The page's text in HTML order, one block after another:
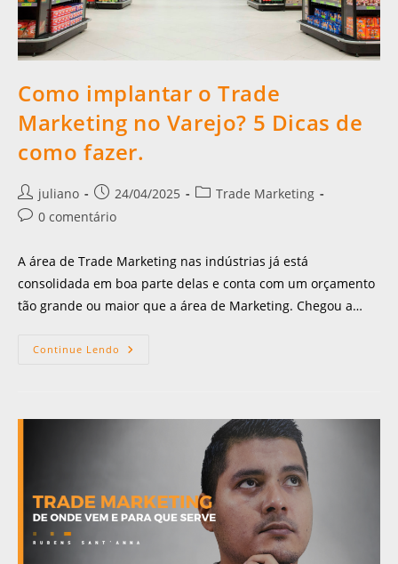
Como implantar o Trade
Marketing no Varejo? 5 Dicas de
como fazer.
juliano 24/04/2025
Trade Marketing
0 comentário
A área de Trade Marketing nas indústrias já está
consolidada em boa parte delas e conta com um orçamento
tão grande ou maior que a área de Marketing. Chegou a…
Continue Lendo